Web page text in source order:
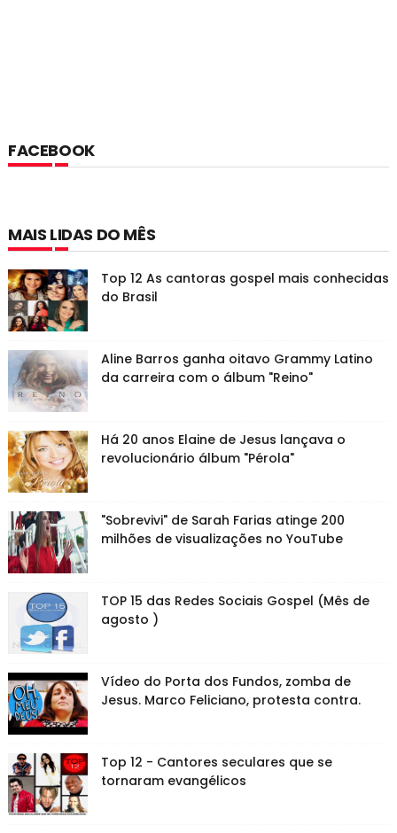
FACEBOOK
MAIS LIDAS DO MÊS
Top 12 As cantoras gospel mais conhecidas
do Brasil
Aline Barros ganha oitavo Grammy Latino
da carreira com o álbum "Reino"
Há 20 anos Elaine de Jesus lançava o
revolucionário álbum "Pérola"
"Sobrevivi" de Sarah Farias atinge 200
milhões de visualizações no YouTube
TOP 15 das Redes Sociais Gospel (Mês de
agosto )
Vídeo do Porta dos Fundos, zomba de
Jesus. Marco Feliciano, protesta contra.
Top 12 - Cantores seculares que se
tornaram evangélicos